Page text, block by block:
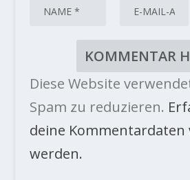
Diese Website
Spam zu reduzieren.
deine
werden.